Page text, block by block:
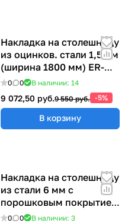
Накладка на столешницу
из оцинков. стали 1,5 мм
(ширина 1800 мм) ER-
00019003
0 0 В наличии: 14
9 072,50 руб.9 550 руб. -5%
В корзину
Накладка на столешницу
из стали 6 мм с
порошковым покрытием
(ширина 1800 мм) ER-
0 0 В наличии: 3